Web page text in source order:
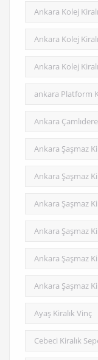
Ankara Kolej
Ankara Kolej
Ankara Kolej
ankara Platform
Ankara
Ankara Şaşmaz
Ankara Şaşmaz
Ankara Şaşmaz
Ankara Şaşmaz
Ankara Şaşmaz
Ankara Şaşmaz
Ayaş Kiralık Vinç
Cebeci Kiralık